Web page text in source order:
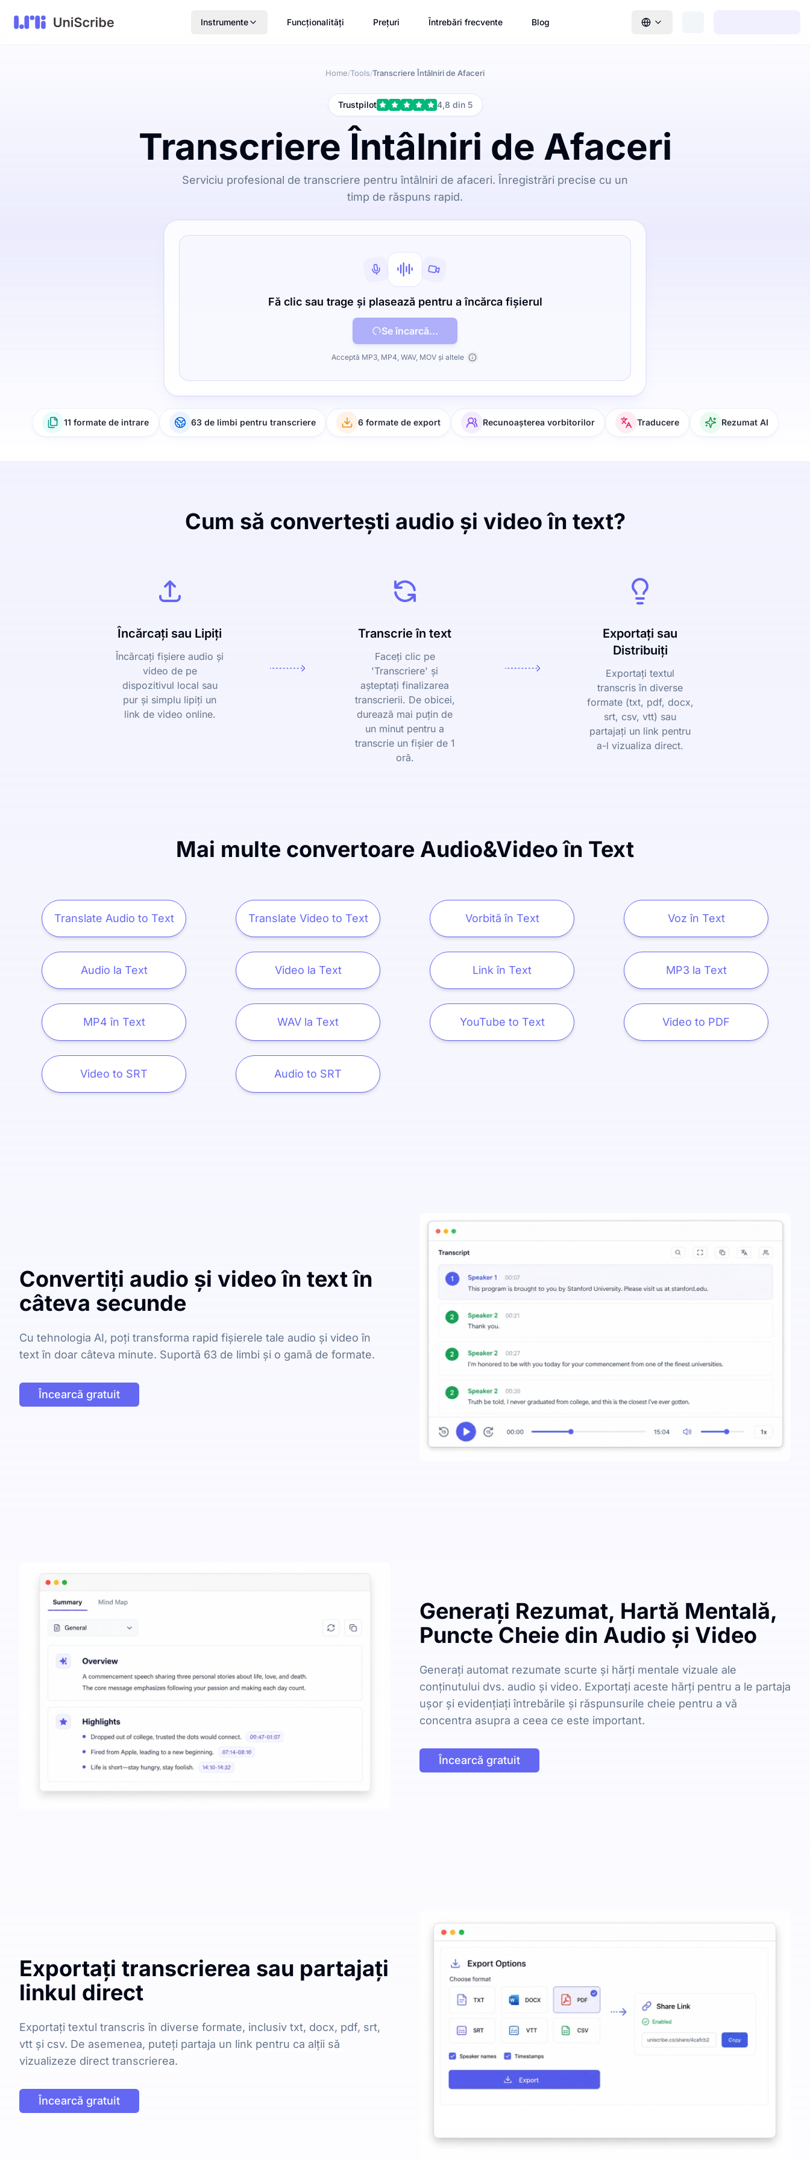
Instrumente Funcționalități Prețuri Întrebări frecvente Blog
Home/Tools/Transcriere Întâlniri de Afaceri
Trustpilot 4,8 din 5
Transcriere Întâlniri de Afaceri
Serviciu profesional de transcriere pentru întâlniri de afaceri. Înregistrări precise cu un
timp de răspuns rapid.
Fă clic sau trage și plasează pentru a încărca fișierul
Se încarcă...
Acceptă MP3, MP4, WAV, MOV și altele
11 formate de intrare 63 de limbi pentru transcriere 6 formate de export Recunoașterea vorbitorilor Traducere Rezumat AI
Cum să convertești audio și video în text?
Încărcați sau Lipiți
Încărcați fișiere audio și
video de pe
dispozitivul local sau
pur și simplu lipiți un
link de video online.
Transcrie în text
Faceți clic pe
'Transcriere' și
așteptați finalizarea
transcrierii. De obicei,
durează mai puțin de
un minut pentru a
transcrie un fișier de 1
oră.
Exportați sau
Distribuiți
Exportați textul
transcris în diverse
formate (txt, pdf, docx,
srt, csv, vtt) sau
partajați un link pentru
a-l vizualiza direct.
Mai multe convertoare Audio&Video în Text
Translate Audio to Text Translate Video to Text Vorbită în Text Voz în Text
Audio la Text Video la Text Link în Text MP3 la Text
MP4 în Text WAV la Text YouTube to Text Video to PDF
Video to SRT Audio to SRT
Convertiți audio și video în text în
câteva secunde
Cu tehnologia AI, poți transforma rapid fișierele tale audio și video în
text în doar câteva minute. Suportă 63 de limbi și o gamă de formate.
Încearcă gratuit
Generați Rezumat, Hartă Mentală,
Puncte Cheie din Audio și Video
Generați automat rezumate scurte și hărți mentale vizuale ale
conținutului dvs. audio și video. Exportați aceste hărți pentru a le partaja
ușor și evidențiați întrebările și răspunsurile cheie pentru a vă
concentra asupra a ceea ce este important.
Încearcă gratuit
Exportați transcrierea sau partajați
linkul direct
Exportați textul transcris în diverse formate, inclusiv txt, docx, pdf, srt,
vtt și csv. De asemenea, puteți partaja un link pentru ca alții să
vizualizeze direct transcrierea.
Încearcă gratuit